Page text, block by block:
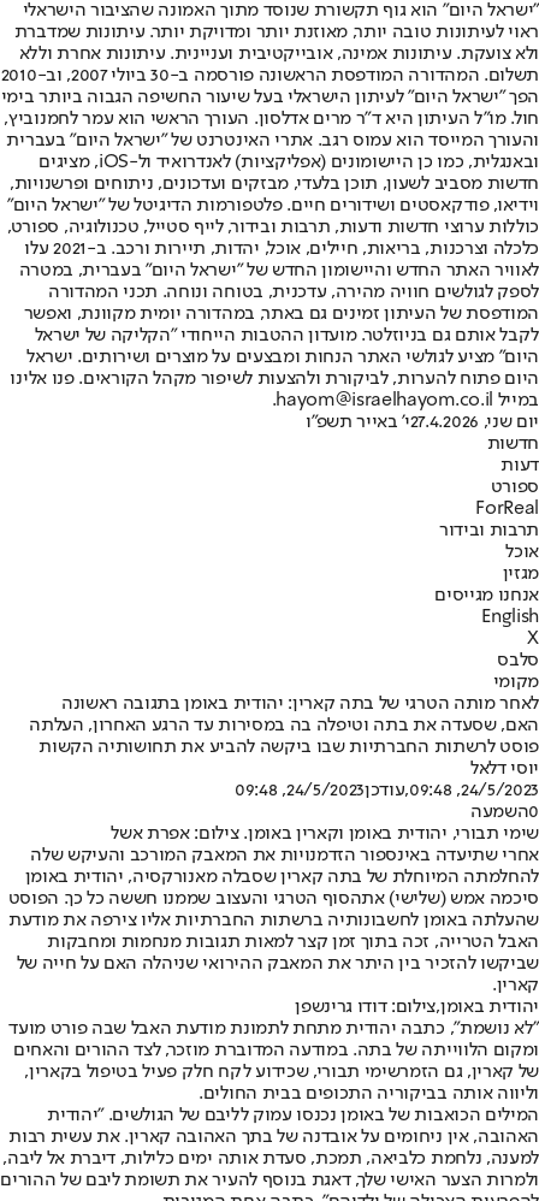
"ישראל היום" הוא גוף תקשורת שנוסד מתוך האמונה שהציבור הישראלי
ראוי לעיתונות טובה יותר, מאוזנת יותר ומדויקת יותר. עיתונות שמדברת
ולא צועקת. עיתונות אמינה, אובייקטיבית ועניינית. עיתונות אחרת וללא
תשלום. המהדורה המודפסת הראשונה פורסמה ב-30 ביולי 2007, וב-2010
הפך "ישראל היום" לעיתון הישראלי בעל שיעור החשיפה הגבוה ביותר בימי
חול. מו"ל העיתון היא ד"ר מרים אדלסון. העורך הראשי הוא עמר לחמנוביץ,
והעורך המייסד הוא עמוס רגב. אתרי האינטרנט של "ישראל היום" בעברית
ובאנגלית, כמו כן היישומונים (אפליקציות) לאנדרואיד ול-iOS, מציגים
חדשות מסביב לשעון, תוכן בלעדי, מבזקים ועדכונים, ניתוחים ופרשנויות,
וידיאו, פודקאסטים ושידורים חיים. פלטפורמות הדיגיטל של "ישראל היום"
כוללות ערוצי חדשות ודעות, תרבות ובידור, לייף סטייל, טכנולוגיה, ספורט,
כלכלה וצרכנות, בריאות, חיילים, אוכל, יהדות, תיירות ורכב. ב-2021 עלו
לאוויר האתר החדש והיישומון החדש של "ישראל היום" בעברית, במטרה
לספק לגולשים חוויה מהירה, עדכנית, בטוחה ונוחה. תכני המהדורה
המודפסת של העיתון זמינים גם באתר, במהדורה יומית מקוונת, ואפשר
לקבל אותם גם בניוזלטר. מועדון ההטבות הייחודי "הקליקה של ישראל
היום" מציע לגולשי האתר הנחות ומבצעים על מוצרים ושירותים. ישראל
היום פתוח להערות, לביקורת ולהצעות לשיפור מקהל הקוראים. פנו אלינו
במייל hayom@israelhayom.co.il.
יום שני, 27.4.2026
י' באייר תשפ"ו
חדשות
דעות
ספורט
ForReal
תרבות ובידור
אוכל
מגזין
אנחנו מגייסים
English
X
סלבס
מקומי
לאחר מותה הטרגי של בתה קארין: יהודית באומן בתגובה ראשונה
האם, שסעדה את בתה וטיפלה בה במסירות עד הרגע האחרון, העלתה
פוסט לרשתות החברתיות שבו ביקשה להביע את תחושותיה הקשות
יוסי דלאל
24/5/2023, 09:48
,עודכן24/5/2023, 09:48
0השמעה
שימי תבורי, יהודית באומן וקארין באומן. צילום: אפרת אשל
אחרי שתיעדה באינספור הזדמנויות את המאבק המורכב והעיקש שלה
להחלמתה המיוחלת של בתה קארין שסבלה מאנורקסיה, יהודית באומן
סיכמה אמש (שלישי) אתהסוף הטרגי והעצוב שממנו חששה כל כך. הפוסט
שהעלתה באומן לחשבונותיה ברשתות החברתיות אליו צירפה את מודעת
האבל הטרייה, זכה בתוך זמן קצר למאות תגובות מנחמות ומחבקות
שביקשו להזכיר בין היתר את המאבק ההירואי שניהלה האם על חייה של
קארין.
יהודית באומן,צילום: דודו גרינשפן
"לא נושמת", כתבה יהודית מתחת לתמונת מודעת האבל שבה פורט מועד
ומקום הלווייתה של בתה. במודעה המדוברת מוזכר, לצד ההורים והאחים
של קארין, גם הזמרשימי תבורי, שכידוע לקח חלק פעיל בטיפול בקארין,
וליווה אותה בביקוריה התכופים בבית החולים.
המילים הכואבות של באומן נכנסו עמוק לליבם של הגולשים. "יהודית
האהובה, אין ניחומים על אובדנה של בתך האהובה קארין. את עשית רבות
למענה, נלחמת כלביאה, תמכת, סעדת אותה ימים כלילות, דיברת אל ליבה,
ולמרות הצער האישי שלך, דאגת בנוסף להעיר את תשומת ליבם של ההורים